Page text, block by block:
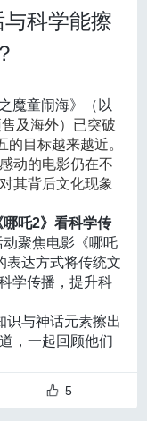
或计算机体层摄影
力学变化，对儿童
的综合评估优势，
急性缺血灶，且无
管狭窄程度和出血
中的金标准地位，
脑血管炎、可逆性
提供的血管形态
朋友可以观察一
幼虫、蛹、成
此，有效的“治
及重点区域的积
不留死角。
者角落，花盘等
，避免积水存留。
放不超过7天。
预防控制中心会
蚊虫叮咬风险分为
进行预报。
显式标识是指在
的，以文字、声
感知到的标识；
。
信息服务算法推
成管理规定》
相关要求开展人
符合《标识办
供的生成合成服
规定》第十七条
成内容添加显式
息服务深度合成
成内容的文件元
容传播服务的服
合成内容传播活
人不得恶意删
成合成内容标
科学能擦
魔童闹海》（以
及海外）已突破
目标越来越近。
动的电影仍在不
其背后文化现象
吒2》看科学传
动聚焦电影《哪吒
表达方式将传统文
学传播，提升科
识与神话元素擦出
，一起回顾他们
叙事与媒介传播
5